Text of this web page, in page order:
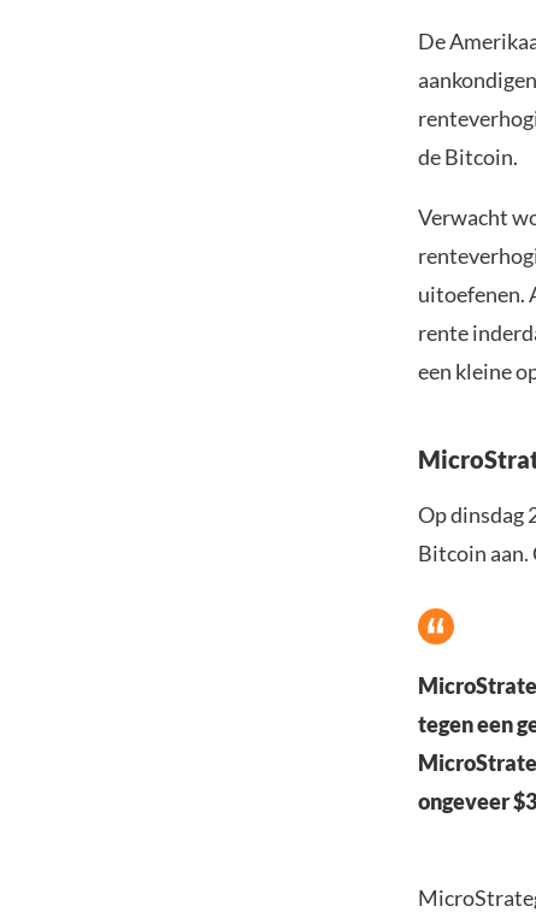
De
de Bitcoin.
Verwacht
uitoefenen.
rente
een kleine
Op dinsdag
Bitcoin aan.
tegen een
ongeveer